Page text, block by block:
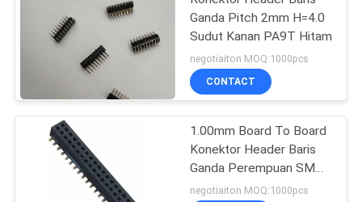
KONTROL
KUALITAS
HUBUNGI
Ganda Pitch 2mm H=4.0
Sudut Kanan PA9T Hitam
negotiaiton MOQ:1000pcs
CONTACT
1.00mm Board To Board
Konektor Header Baris
Ganda Perempuan SMT
PA9T Hitam
negotiaiton MOQ:1000pcs